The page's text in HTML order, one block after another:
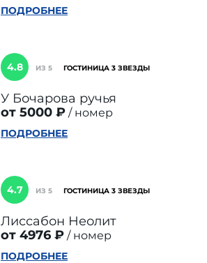
ПОДРОБНЕЕ
4.8 ИЗ 5 ГОСТИНИЦА 3 ЗВЕЗДЫ
У Бочарова ручья
от 5000 ₽
номер
ПОДРОБНЕЕ
4.7 ИЗ 5 ГОСТИНИЦА 3 ЗВЕЗДЫ
Лиссабон Неолит
от 4976 ₽
номер
ПОДРОБНЕЕ